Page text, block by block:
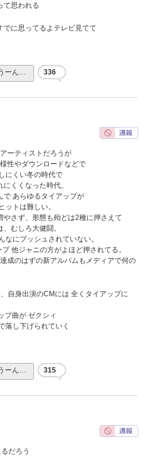
て思われる
でに思ってるよテレビ見てて
ーん… 336
ーティストだろうが
性やダウンロードなどで
にくい冬の時代で
くくなった時代。
で あらゆるタイアップが
ットは難しい。
やさず、形態も殆どは2種に押さえて
むしろ大健闘。
なにプッシュされていない。
他ジャニの方がよほど押されてる。
成のはずの新アルバムもメディアで何の
自身出演のCMには 全くタイアップに
プ曲が ゼクシィ
落し下げられていく
ーん… 315
だろう